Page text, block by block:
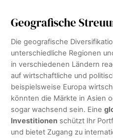
Geografische
Die geografische
unterschiedliche Regionen
in verschiedenen Ländern
auf wirtschaftliche und
beispielsweise Europa
könnten die Märkte in Asien
sogar wachsend sein. Eine
Investitionen schützt Ihr
und bietet Zugang zu